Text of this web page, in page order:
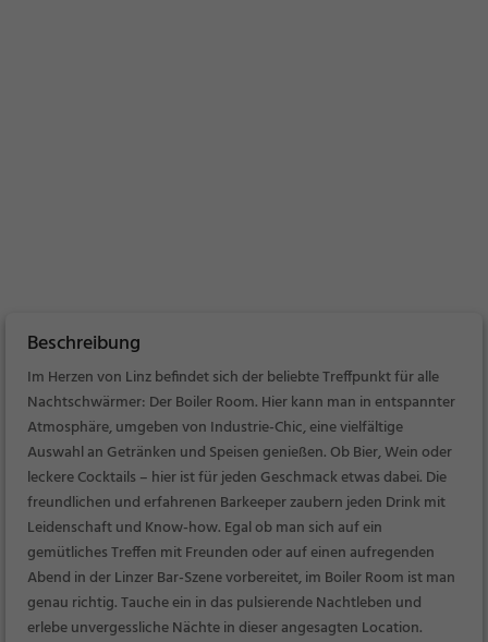
Beschreibung
Im Herzen von Linz befindet sich der beliebte Treffpunkt für alle
Nachtschwärmer: Der Boiler Room. Hier kann man in entspannter
Atmosphäre, umgeben von Industrie-Chic, eine vielfältige
Auswahl an Getränken und Speisen genießen. Ob Bier, Wein oder
leckere Cocktails – hier ist für jeden Geschmack etwas dabei. Die
freundlichen und erfahrenen Barkeeper zaubern jeden Drink mit
Leidenschaft und Know-how. Egal ob man sich auf ein
gemütliches Treffen mit Freunden oder auf einen aufregenden
Abend in der Linzer Bar-Szene vorbereitet, im Boiler Room ist man
genau richtig. Tauche ein in das pulsierende Nachtleben und
erlebe unvergessliche Nächte in dieser angesagten Location.